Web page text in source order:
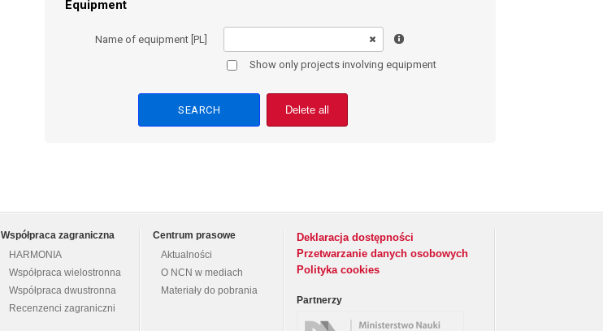
Equipment
Name of equipment [PL]
Show only projects involving equipment
Delete all
Współpraca zagraniczna
HARMONIA
Współpraca wielostronna
Współpraca dwustronna
Recenzenci zagraniczni
Centrum prasowe
Aktualności
O NCN w mediach
Materiały do pobrania
Deklaracja dostępności
Przetwarzanie danych osobowych
Polityka cookies
Partnerzy